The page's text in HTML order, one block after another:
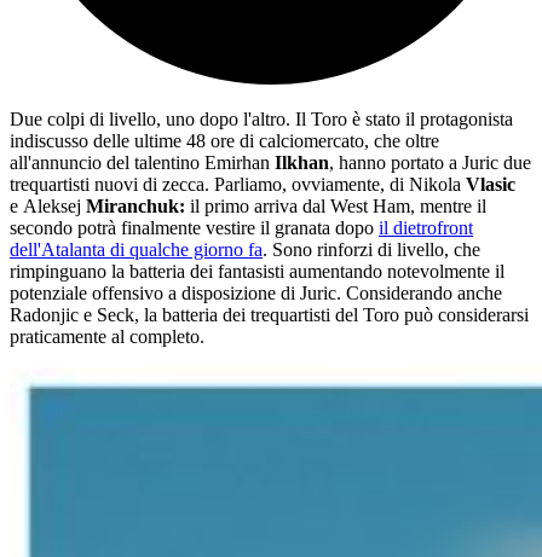
Due colpi di livello, uno dopo l'altro. Il Toro è stato il protagonista
indiscusso delle ultime 48 ore di calciomercato, che oltre
all'annuncio del talentino Emirhan Ilkhan, hanno portato a Juric due
trequartisti nuovi di zecca. Parliamo, ovviamente, di Nikola Vlasic
e Aleksej Miranchuk: il primo arriva dal West Ham, mentre il
secondo potrà finalmente vestire il granata dopo il dietrofront
dell'Atalanta di qualche giorno fa. Sono rinforzi di livello, che
rimpinguano la batteria dei fantasisti aumentando notevolmente il
potenziale offensivo a disposizione di Juric. Considerando anche
Radonjic e Seck, la batteria dei trequartisti del Toro può considerarsi
praticamente al completo.